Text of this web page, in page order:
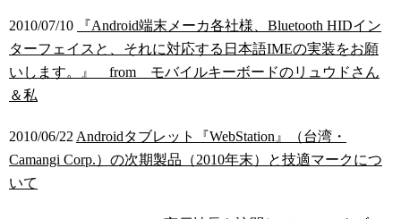
2010/07/10
『Android端末メーカ各社様、Bluetooth HIDイン
ターフェイスと、それに対応する日本語IMEの実装をお願
いします。』 from モバイルキーボードのリュウドさん
＆私
2010/06/22Androidタブレット『WebStation』（台湾・
Camangi Corp.）の次期製品（2010年末）と技適マークにつ
いて